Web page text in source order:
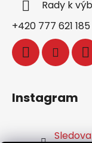
Rady k
+420 777 621
Instagram